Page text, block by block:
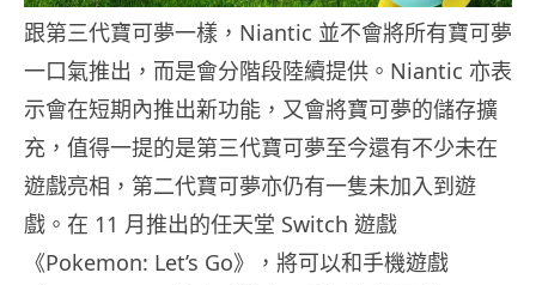
跟第三代寶可夢一樣，Niantic 並不會將所有寶可夢
一口氣推出，而是會分階段陸續提供。Niantic 亦表
示會在短期內推出新功能，又會將寶可夢的儲存擴
充，值得一提的是第三代寶可夢至今還有不少未在
遊戲亮相，第二代寶可夢亦仍有一隻未加入到遊
戲。在 11 月推出的任天堂 Switch 遊戲
《Pokemon: Let’s Go》，將可以和手機遊戲